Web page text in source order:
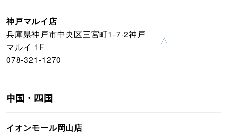
神戸マルイ店
兵庫県神戸市中央区三宮町1-7-2神戸
マルイ 1F
078-321-1270
△
中国・四国
イオンモール岡山店